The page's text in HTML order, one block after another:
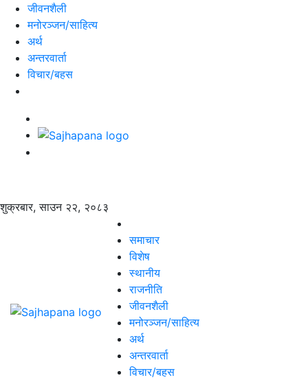
जीवनशैली
मनोरञ्जन/साहित्य
अर्थ
अन्तरवार्ता
विचार/बहस
शुक्रबार, साउन २२, २०८३
समाचार
विशेष
स्थानीय
राजनीति
जीवनशैली
मनोरञ्जन/साहित्य
अर्थ
अन्तरवार्ता
विचार/बहस